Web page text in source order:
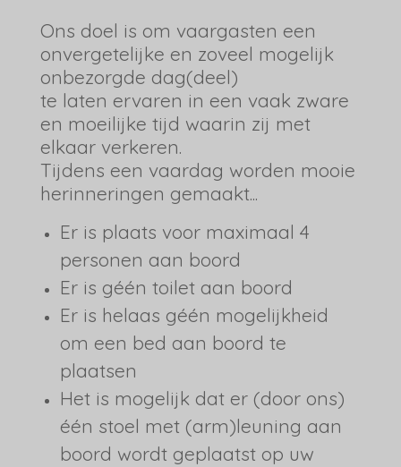
Ons doel is om vaargasten een
onvergetelijke en zoveel mogelijk
onbezorgde dag(deel)
te laten ervaren in een vaak zware
en moeilijke tijd waarin zij met
elkaar verkeren.
Tijdens een vaardag worden mooie
herinneringen gemaakt...
Er is plaats voor maximaal 4
personen aan boord
Er is géén toilet aan boord
Er is helaas géén mogelijkheid
om een bed aan boord te
plaatsen
Het is mogelijk dat er (door ons)
één stoel met (arm)leuning aan
boord wordt geplaatst op uw